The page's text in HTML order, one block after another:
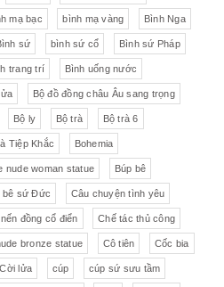
mạ bạc bình mạ vàng Bình Nga
sứ bình sứ cổ Bình sứ Pháp
trang trí Bình uống nước
Bộ đồ đồng châu Âu sang trọng
Bộ ly Bộ trà Bộ trà 6
Tiệp Khắc Bohemia
nude woman statue Búp bê
bê sứ Đức Câu chuyện tình yêu
đồng cổ điển Chế tác thủ công
bronze statue Cô tiên Cốc bia
Cời lửa cúp cúp sứ sưu tầm